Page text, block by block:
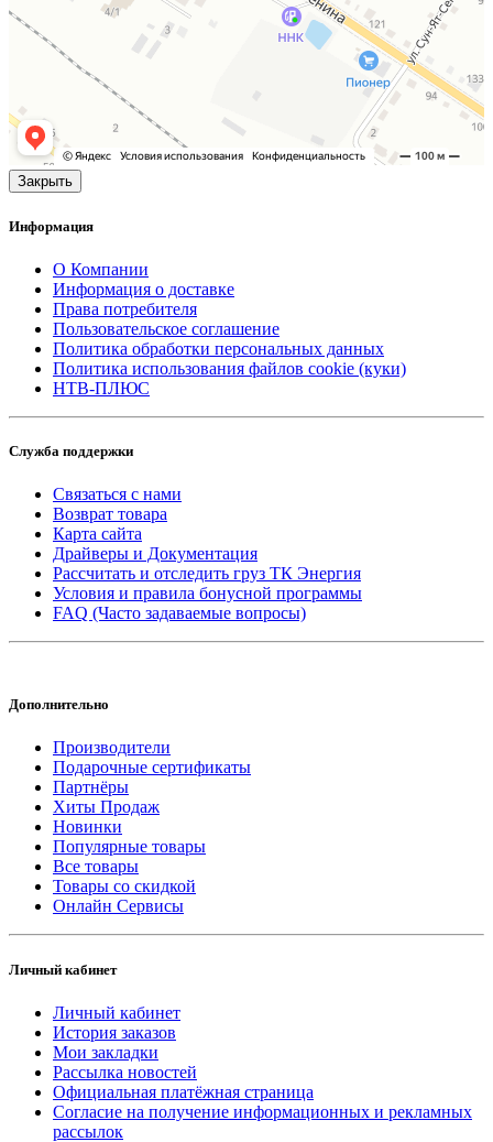
Закрыть
Информация
О Компании
Информация о доставке
Права потребителя
Пользовательское соглашение
Политика обработки персональных данных
Политика использования файлов cookie (куки)
НТВ-ПЛЮС
Служба поддержки
Связаться с нами
Возврат товара
Карта сайта
Драйверы и Документация
Рассчитать и отследить груз ТК Энергия
Условия и правила бонусной программы
FAQ (Часто задаваемые вопросы)
Дополнительно
Производители
Подарочные сертификаты
Партнёры
Хиты Продаж
Новинки
Популярные товары
Все товары
Товары со скидкой
Онлайн Сервисы
Личный кабинет
Личный кабинет
История заказов
Мои закладки
Рассылка новостей
Официальная платёжная страница
Согласие на получение информационных и рекламных
рассылок